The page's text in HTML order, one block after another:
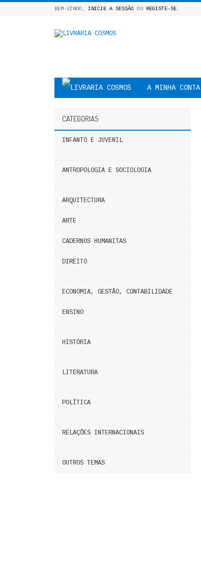
BEM-VINDO, INICIE A SESSÃO OU REGISTE-SE.
A MINHA CONTA
CATEGORIAS
INFANTO E JUVENIL
ANTROPOLOGIA E SOCIOLOGIA
ARQUITECTURA
ARTE
CADERNOS HUMANITAS
DIREITO
ECONOMIA, GESTÃO, CONTABILIDADE
ENSINO
HISTÓRIA
LITERATURA
POLÍTICA
RELAÇÕES INTERNACIONAIS
OUTROS TEMAS